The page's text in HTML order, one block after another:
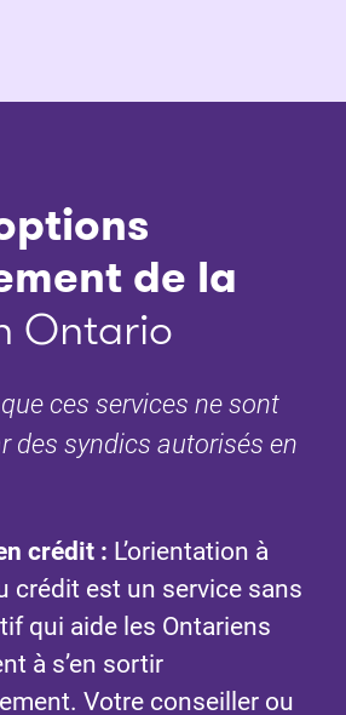
de la
Ontario
ces services ne sont
des syndics autorisés en
crédit : L’orientation à
crédit est un service sans
qui aide les Ontariens
à s’en sortir
Votre conseiller ou